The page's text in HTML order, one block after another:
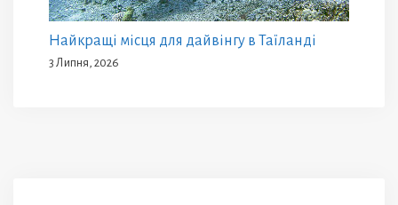
Найкращі місця для дайвінгу в Таїланді
3 Липня, 2026